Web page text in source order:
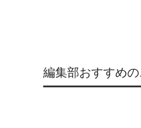
編集部おすすめ